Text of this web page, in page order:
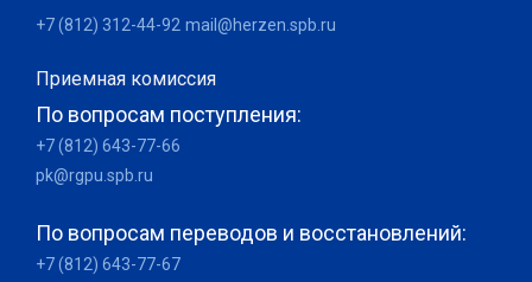
+7 (812) 312-44-92 mail@herzen.spb.ru
Приемная комиссия
По вопросам поступления:
+7 (812) 643-77-66
pk@rgpu.spb.ru
По вопросам переводов и восстановлений:
+7 (812) 643-77-67